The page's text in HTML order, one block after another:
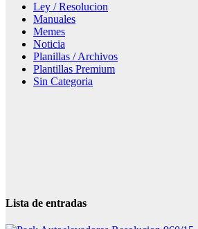
Ley / Resolucion
Manuales
Memes
Noticia
Planillas / Archivos
Plantillas Premium
Sin Categoria
Lista de entradas